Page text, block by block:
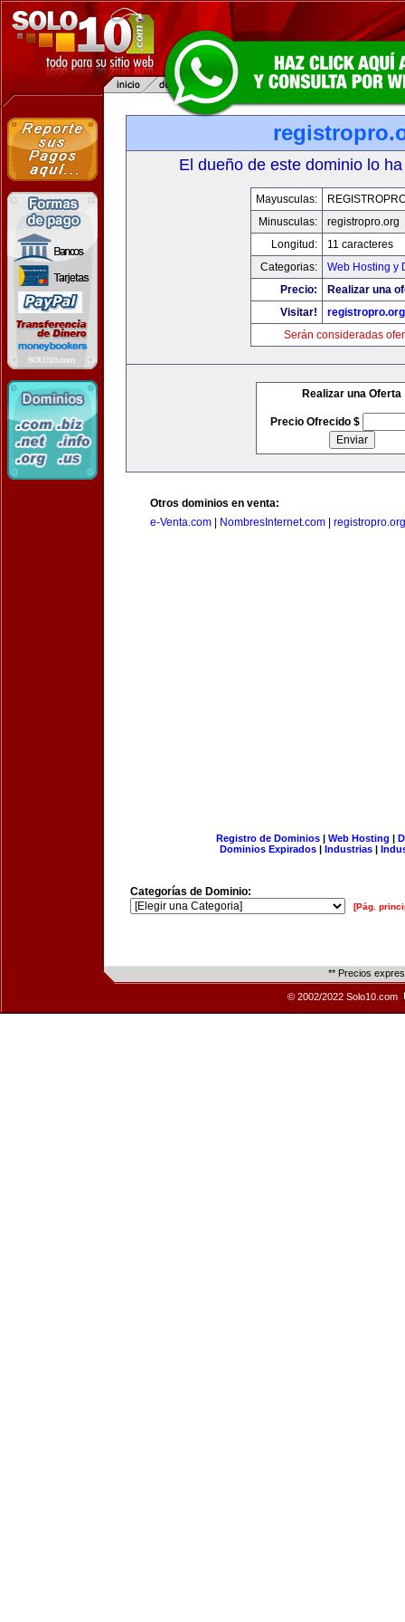
El dueño de este dominio lo
Mayusculas:
Minusculas:
registropro.org
Longitud:
11 caracteres
Categorias:
Web Hosting y
Precio:
Realizar una
Visitar!
registropro.org
Serán consideradas
Realizar una Oferta
Precio Ofrecido $
Otros dominios en venta:
e-Venta.com
NombresInternet.com registropro.org
Registro de Dominios| Web Hosting |
Dominios Expirados | Industrias |
Categorías de Dominio:
[Pág.
** Precios
© 2002/2022 Solo10.com